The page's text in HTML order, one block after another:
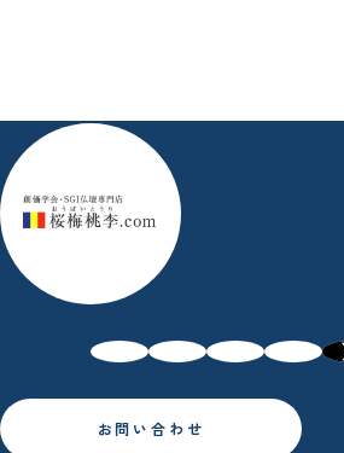
お問い合わせ